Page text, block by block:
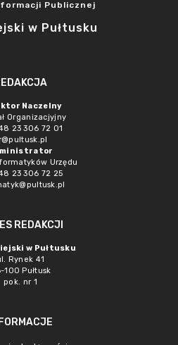
Publicznej
w Pułtusku
Naczelny
Organizacjyjny
23 306 72 01
Urzędu
23 306 72 25
REDAKCJI
w Pułtusku
Rynek 41
100 Pułtusk
pok. nr 1